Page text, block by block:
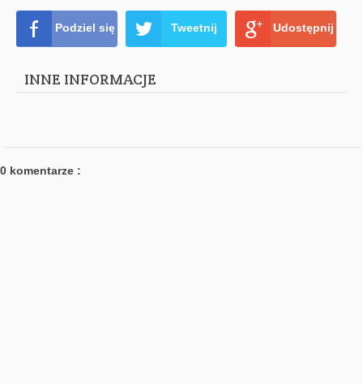
Podziel się Tweetnij Udostępnij
INNE INFORMACJE
0 komentarze :